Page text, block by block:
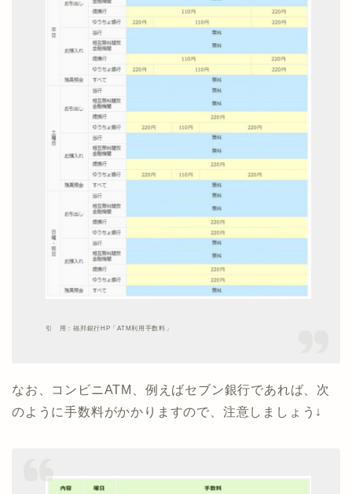
引 用：福邦銀行HP「ATM利用手数料」
なお、コンビニATM、例えばセブン銀行であれば、次
のように手数料がかかりますので、注意しましょう↓